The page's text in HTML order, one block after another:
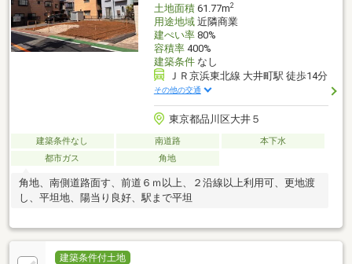
土地面積61.77m2
用途地域近隣商業
建ぺい率80%
容積率400%
建築条件なし
ＪＲ京浜東北線 大井町駅 徒歩14分
その他の交通
東京都品川区大井５
建築条件なし 南道路
本下水
都市ガス
角地
角地、南側道路面す、前道６ｍ以上、２沿線以上利用可、更地渡
し、平坦地、陽当り良好、駅まで平坦
建築条件付土地